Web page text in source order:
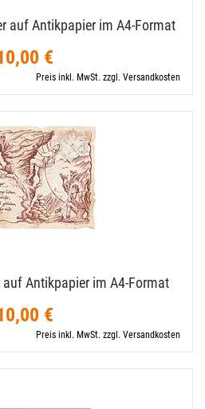
auf Antikpapier im A4-​Format
€
Preis inkl. MwSt. zzgl. Versandkosten
Antikpapier im A4-​Format
€
Preis inkl. MwSt. zzgl. Versandkosten